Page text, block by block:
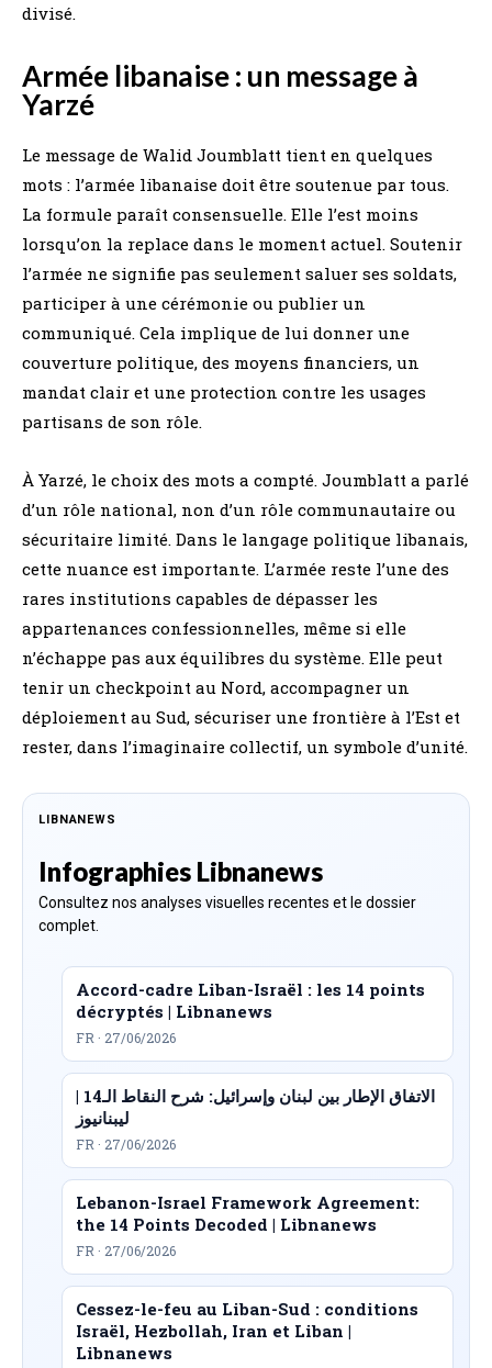
divisé.
Armée libanaise : un message à
Yarzé
Le message de Walid Joumblatt tient en quelques
mots : l’armée libanaise doit être soutenue par tous.
La formule paraît consensuelle. Elle l’est moins
lorsqu’on la replace dans le moment actuel. Soutenir
l’armée ne signifie pas seulement saluer ses soldats,
participer à une cérémonie ou publier un
communiqué. Cela implique de lui donner une
couverture politique, des moyens financiers, un
mandat clair et une protection contre les usages
partisans de son rôle.
À Yarzé, le choix des mots a compté. Joumblatt a parlé
d’un rôle national, non d’un rôle communautaire ou
sécuritaire limité. Dans le langage politique libanais,
cette nuance est importante. L’armée reste l’une des
rares institutions capables de dépasser les
appartenances confessionnelles, même si elle
n’échappe pas aux équilibres du système. Elle peut
tenir un checkpoint au Nord, accompagner un
déploiement au Sud, sécuriser une frontière à l’Est et
rester, dans l’imaginaire collectif, un symbole d’unité.
LIBNANEWS
Infographies Libnanews
Consultez nos analyses visuelles recentes et le dossier
complet.
Accord-cadre Liban-Israël : les 14 points
décryptés | Libnanews
FR · 27/06/2026
الاتفاق الإطار بين لبنان وإسرائيل: شرح النقاط الـ14 |
ليبنانيوز
FR · 27/06/2026
Lebanon-Israel Framework Agreement:
the 14 Points Decoded | Libnanews
FR · 27/06/2026
Cessez-le-feu au Liban-Sud : conditions
Israël, Hezbollah, Iran et Liban |
Libnanews